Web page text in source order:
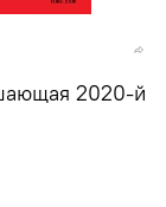
2020-й